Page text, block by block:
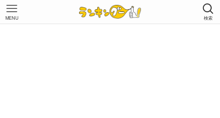
検索
MENU